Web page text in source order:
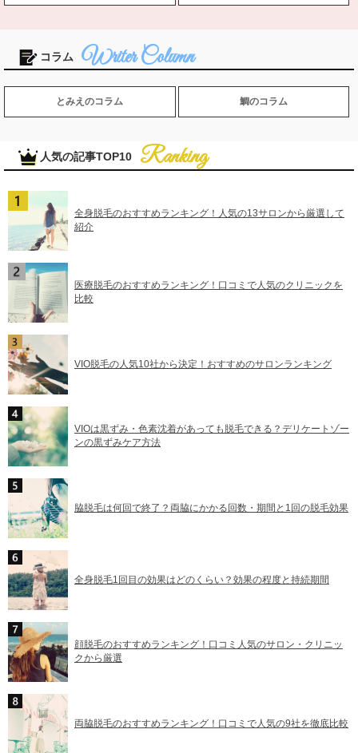
コラム
とみえのコラム 鯛のコラム
人気の記事TOP10
全身脱毛のおすすめランキング！人気の13サロンから厳選して
紹介
医療脱毛のおすすめランキング！口コミで人気のクリニックを
比較
VIO脱毛の人気10社から決定！おすすめのサロンランキング
VIOは黒ずみ・色素沈着があっても脱毛できる？デリケートゾー
ンの黒ずみケア方法
脇脱毛は何回で終了？両脇にかかる回数・期間と1回の脱毛効果
全身脱毛1回目の効果はどのくらい？効果の程度と持続期間
顔脱毛のおすすめランキング！口コミ人気のサロン・クリニッ
クから厳選
両脇脱毛のおすすめランキング！口コミで人気の9社を徹底比較